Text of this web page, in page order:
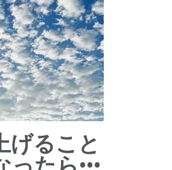
げること